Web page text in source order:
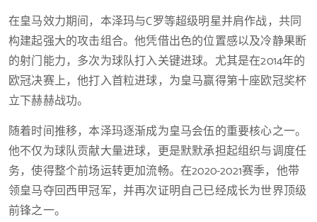
在皇马效力期间，本泽玛与C罗等超级明星并肩作战，共同
构建起强大的攻击组合。他凭借出色的位置感以及冷静果断
的射门能力，多次为球队打入关键进球。尤其是在2014年的
欧冠决赛上，他打入首粒进球，为皇马赢得第十座欧冠奖杯
立下赫赫战功。
随着时间推移，本泽玛逐渐成为皇马会伍的重要核心之一。
他不仅为球队贡献大量进球，更是默默承担起组织与调度任
务，使得整个前场运转更加流畅。在2020-2021赛季，他带
领皇马夺回西甲冠军，并再次证明自己已经成长为世界顶级
前锋之一。